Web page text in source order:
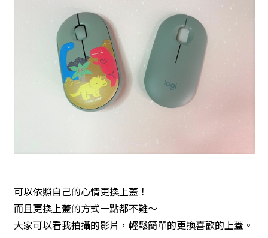
可以依照自己的心情更換上蓋！
而且更換上蓋的方式一點都不難～
大家可以看我拍攝的影片，輕鬆簡單的更換喜歡的上蓋。